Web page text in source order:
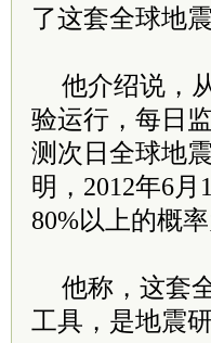
了这套全球地震
他介绍说，
验运行，每日
测次日全球地
明，2012年6
80%以上的概率
他称，这套
工具，是地震